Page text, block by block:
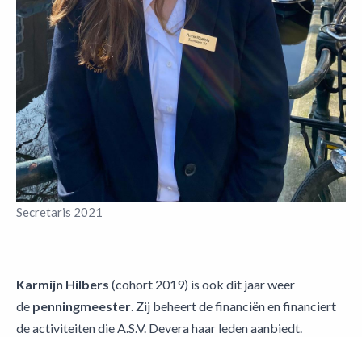
Secretaris 2021
Karmijn Hilbers (cohort 2019) is ook dit jaar weer
de penningmeester. Zij beheert de financiën en financiert
de activiteiten die A.S.V. Devera haar leden aanbiedt.